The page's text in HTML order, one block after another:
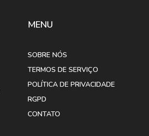
MENU
SOBRE NÓS
TERMOS DE SERVIÇO
POLÍTICA DE PRIVACIDADE
RGPD
CONTATO